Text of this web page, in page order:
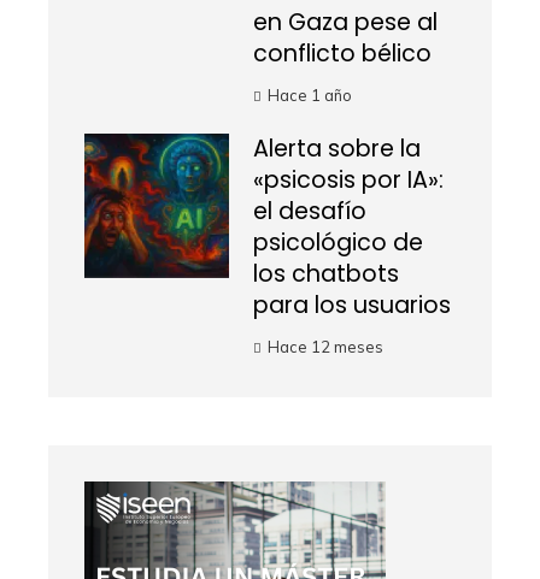
en Gaza pese al
conflicto bélico
Hace 1 año
Alerta sobre la
«psicosis por IA»:
el desafío
psicológico de
los chatbots
para los usuarios
Hace 12 meses